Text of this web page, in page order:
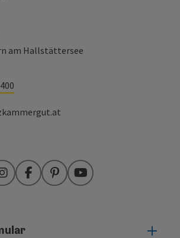
am Hallstättersee
InstagramFacebookPinterestYouTube